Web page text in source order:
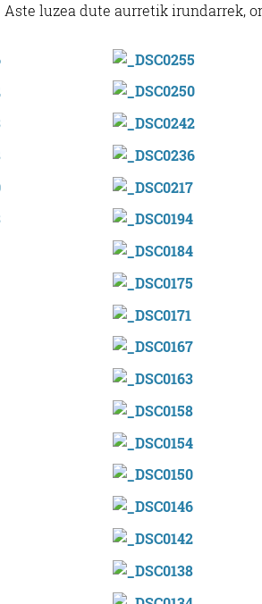
Aste luzea dute aurretik irundarrek,
ELIZALDE HERRI